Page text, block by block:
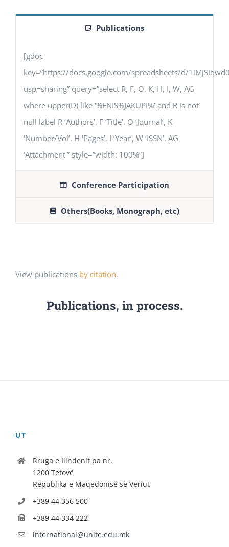
Publications
[gdoc
key=”https://docs.google.com/spreadsheets/d/
usp=sharing” query=”select R, F, O, K, H, I, W, AG
where upper(D) like ‘%ENIS%JAKUPI%’ and R is not
null label R ‘Authors’, F ‘Title’, O ‘Journal’, K
‘Number/Vol’, H ‘Pages’, I ‘Year’, W ‘ISSN’, AG
‘Attachment'” style=”width: 100%”]
Conference Participation
Others(Books, Monograph, etc)
View publications by citation.
Publications, in process.
UT
Rruga e Ilindenit pa nr.
1200 Tetovë
Republika e Maqedonisë së Veriut
+389 44 356 500
+389 44 334 222
international@unite.edu.mk